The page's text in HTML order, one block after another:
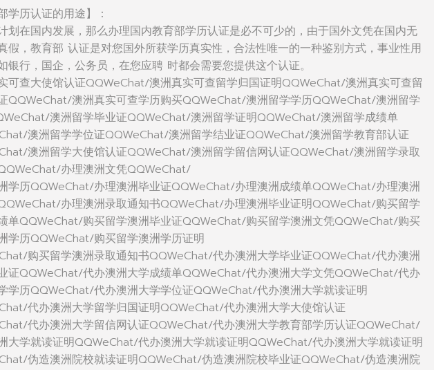
学历认证的用途】：
划在国内发展，那么办理国内教育部学历认证是必不可少的，由于国外文凭在国内无
假，教育部 认证是对您国外所获学历真实性，合法性唯一的一种鉴别方式，事业性用
银行，国企，公务员，在您应聘 时都会需要您提供这个认证。
可查大使馆认证QQWeChat/澳洲真实可查留学归国证明QQWeChat/澳洲真实可查留
QQWeChat/澳洲真实可查学历购买QQWeChat/澳洲留学学历QQWeChat/澳洲留学
澳洲留学毕业证QQWeChat/澳洲留学证明QQWeChat/澳洲留学成绩单
澳洲留学学位证QQWeChat/澳洲留学结业证QQWeChat/澳洲留学教育部认证
澳洲留学大使馆认证QQWeChat/澳洲留学留信网认证QQWeChat/澳洲留学录取
办理澳洲文凭QQWeChat/
学历QQWeChat/办理澳洲毕业证QQWeChat/办理澳洲成绩单QQWeChat/办理澳洲
办理澳洲录取通知书QQWeChat/办理澳洲毕业证明QQWeChat/购买留学
单QQWeChat/购买留学澳洲毕业证QQWeChat/购买留学澳洲文凭QQWeChat/购买
学历QQWeChat/购买留学澳洲学历证明
购买留学澳洲录取通知书QQWeChat/代办澳洲大学毕业证QQWeChat/代办澳洲
证QQWeChat/代办澳洲大学成绩单QQWeChat/代办澳洲大学文凭QQWeChat/代办
学历QQWeChat/代办澳洲大学学位证QQWeChat/代办澳洲大学就读证明
代办澳洲大学留学归国证明QQWeChat/代办澳洲大学大使馆认证
代办澳洲大学留信网认证QQWeChat/代办澳洲大学教育部学历认证QQWeChat/
大学就读证明QQWeChat/代办澳洲大学就读证明QQWeChat/代办澳洲大学就读证明
伪造澳洲院校就读证明QQWeChat/伪造澳洲院校毕业证QQWeChat/伪造澳洲院